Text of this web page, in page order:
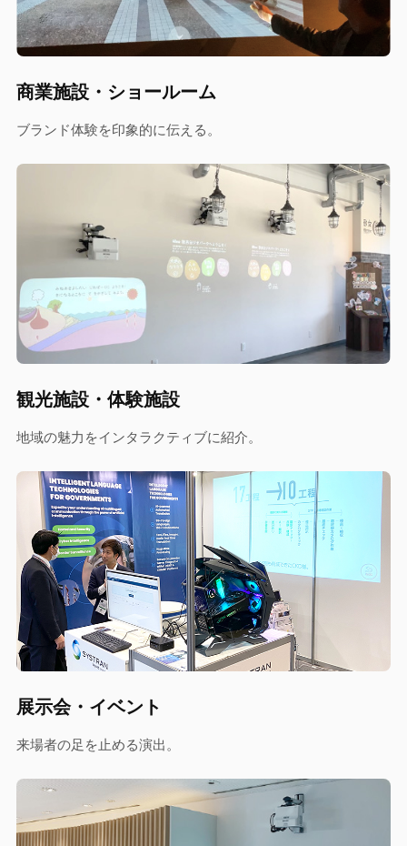
商業施設・ショールーム
ブランド体験を印象的に伝える。
観光施設・体験施設
地域の魅力をインタラクティブに紹介。
展示会・イベント
来場者の足を止める演出。